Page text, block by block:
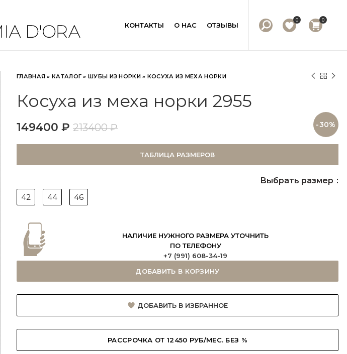
КОНТАКТЫ О НАС ОТЗЫВЫ
0 0
ГЛАВНАЯ »КАТАЛОГ »ШУБЫ ИЗ НОРКИ» КОСУХА ИЗ МЕХА НОРКИ
Косуха из меха норки 2955
149400 ₽ 213400₽ -30%
ТАБЛИЦА РАЗМЕРОВ
Выбрать размер
42
44 46
НАЛИЧИЕ НУЖНОГО РАЗМЕРА УТОЧНИТЬ
ПО ТЕЛЕФОНУ
+7 (991) 608-34-19
ДОБАВИТЬ В КОРЗИНУ
ДОБАВИТЬ В ИЗБРАННОЕ
РАССРОЧКА ОТ 12450 РУБ/МЕС. БЕЗ %